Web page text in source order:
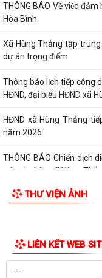
THÔNG BÁO Về việc
Hòa Bình
Xã Hùng Thắng tập
dự án trọng điểm
Thông báo lịch tiếp công
HĐND, đại biểu HĐND xã
HĐND xã Hùng Thắng
năm 2026
THÔNG BÁO Chiến dịch
trên địa bàn xã Hùng
Về việc ủy quyền thực
thành phố Hải Phòng về
QĐ ban hành Nội quy
THƯ VIỆN ẢNH
LIÊN KẾT WEB